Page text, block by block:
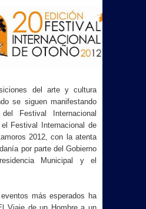
del arte y cultura
se siguen manifestando
Festival Internacional
Festival Internacional de
2012, con la atenta
por parte del Gobierno
Municipal y el
más esperados ha